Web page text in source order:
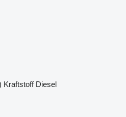
Kraftstoff Diesel